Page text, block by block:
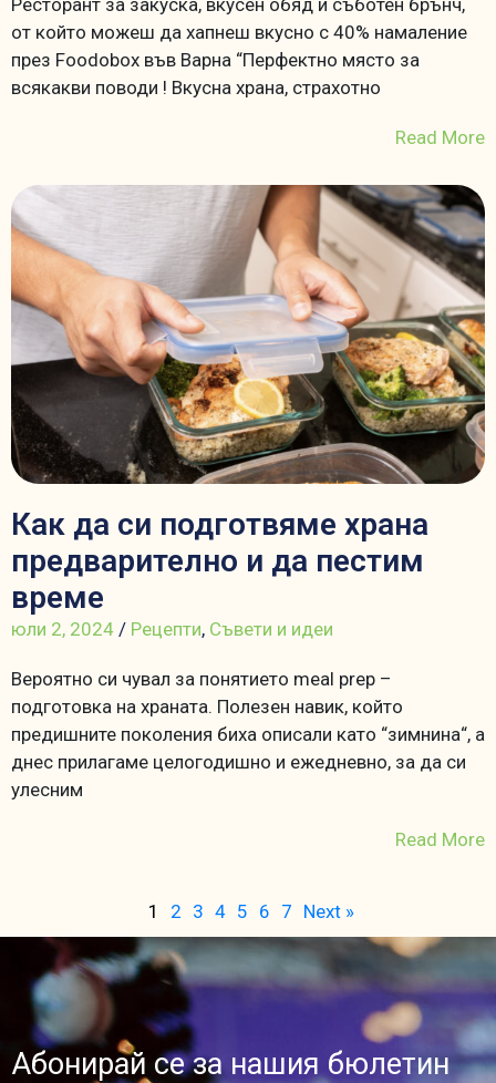
Ресторант за закуска, вкусен обяд и съботен брънч,
от който можеш да хапнеш вкусно с 40% намаление
през Foodobox във Варна “Перфектно място за
всякакви поводи ! Вкусна храна, страхотно
Read More
Как да си подготвяме храна
предварително и да пестим
време
юли 2, 2024 / Рецепти, Съвети и идеи
Вероятно си чувал за понятието meal prep –
подготовка на храната. Полезен навик, който
предишните поколения биха описали като “зимнина“, а
днес прилагаме целогодишно и ежедневно, за да си
улесним
Read More
1 2 3 4 5 6 7 Next »
Абонирай се за нашия бюлетин